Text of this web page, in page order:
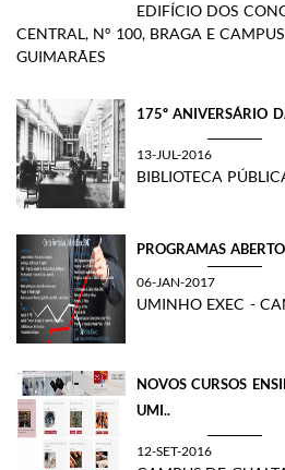
EDIFÍCIO DOS
CENTRAL, Nº 100, BRAGA E
GUIMARÃES
175º ANIVERSÁRIO
13-JUL-2016
BIBLIOTECA
PROGRAMAS
06-JAN-2017
UMINHO EXEC -
NOVOS CURSOS
UMI..
12-SET-2016